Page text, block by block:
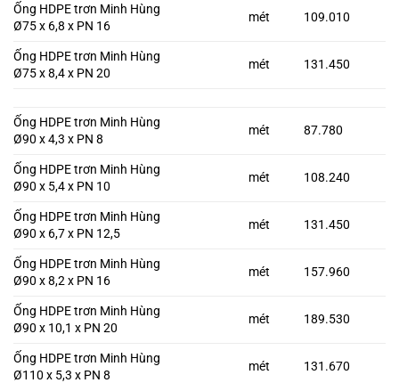
Ống HDPE trơn Minh Hùng
Ø75 x 6,8 x PN 16
mét 109.010
Ống HDPE trơn Minh Hùng
Ø75 x 8,4 x PN 20
mét 131.450
Ống HDPE trơn Minh Hùng
Ø90 x 4,3 x PN 8
mét 87.780
Ống HDPE trơn Minh Hùng
Ø90 x 5,4 x PN 10
mét 108.240
Ống HDPE trơn Minh Hùng
Ø90 x 6,7 x PN 12,5
mét 131.450
Ống HDPE trơn Minh Hùng
Ø90 x 8,2 x PN 16
mét 157.960
Ống HDPE trơn Minh Hùng
Ø90 x 10,1 x PN 20
mét 189.530
Ống HDPE trơn Minh Hùng
Ø110 x 5,3 x PN 8
mét 131.670